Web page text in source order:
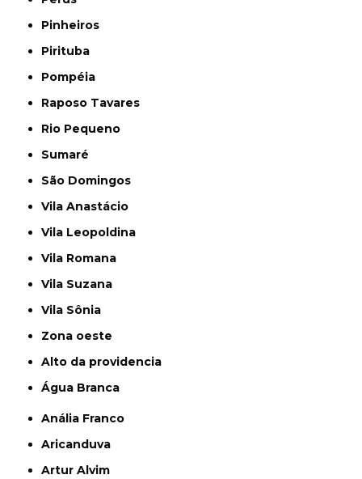
Pinheiros
Pirituba
Pompéia
Raposo Tavares
Rio Pequeno
Sumaré
São Domingos
Vila Anastácio
Vila Leopoldina
Vila Romana
Vila Suzana
Vila Sônia
Zona oeste
alto da providencia
Água Branca
Anália Franco
Aricanduva
Artur Alvim